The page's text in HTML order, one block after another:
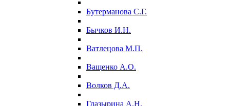
Бутерманова С.Г.
Бычков И.Н.
Ватлецова М.П.
Ващенко А.О.
Волков Д.А.
Глазырина А.Н.